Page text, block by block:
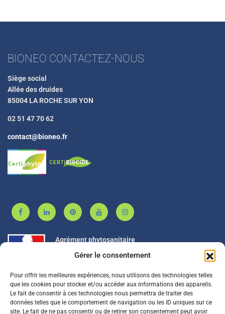
Gérer le consentement
Pour offrir les meilleures expériences, nous utilisons des technologies telles
que les cookies pour stocker et/ou accéder aux informations des appareils.
Le fait de consentir à ces technologies nous permettra de traiter des
données telles que le comportement de navigation ou les ID uniques sur ce
site. Le fait de ne pas consentir ou de retirer son consentement peut avoir
BIONEO CONTACTEZ-NOUS
Siège social
Allée des druides
85004 LA ROCHE SUR YON
02 51 47 70 62
contact@bioneo.fr
Agrément phytosanitaire
BIONEO est agréé PL00053
BIONEO est adhérent à PROSANE